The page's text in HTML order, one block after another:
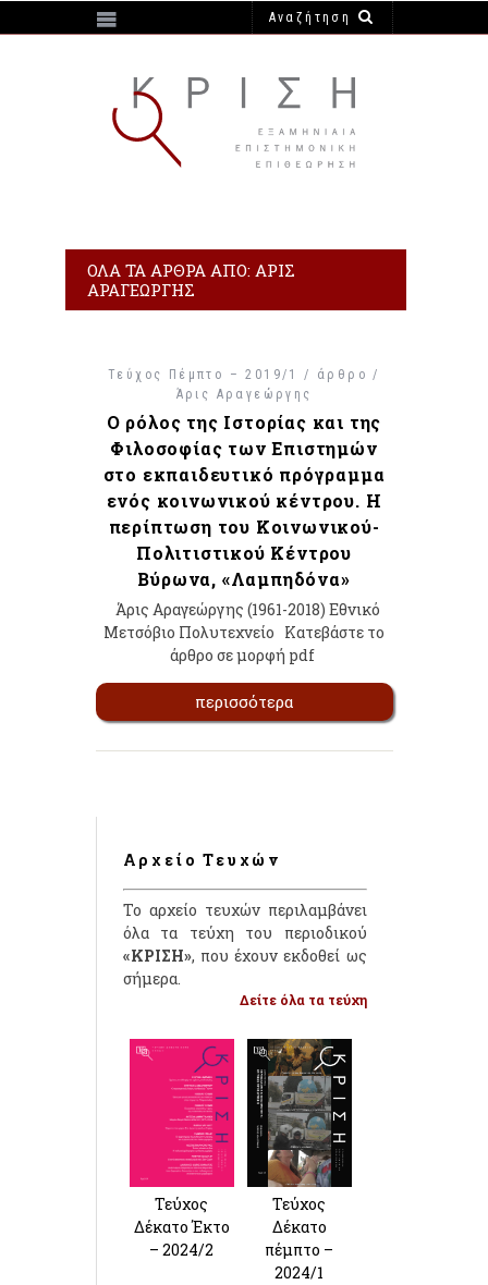
https://e-krisi.gr/wp-content/themes/krisi
ΌΛΑ ΤΑ ΆΡΘΡΑ ΑΠΌ: ΆΡΙΣ
ΑΡΑΓΕΏΡΓΗΣ
Τεύχος Πέμπτο – 2019/1 / άρθρο /
Άρις Αραγεώργης
Ο ρόλος της Ιστορίας και της
Φιλοσοφίας των Επιστημών
στο εκπαιδευτικό πρόγραμμα
ενός κοινωνικού κέντρου. Η
περίπτωση του Κοινωνικού-
Πολιτιστικού Κέντρου
Βύρωνα, «Λαμπηδόνα»
Άρις Αραγεώργης (1961-2018) Eθνικό
Μετσόβιο Πολυτεχνείο Κατεβάστε το
άρθρο σε μορφή pdf
περισσότερα
Αρχείο Τευχών
Το αρχείο τευχών περιλαμβάνει
όλα τα τεύχη του περιοδικού
«ΚΡΙΣΗ», που έχουν εκδοθεί ως
σήμερα.
Δείτε όλα τα τεύχη
Τεύχος
Δέκατο Έκτο
– 2024/2
Τεύχος
Δέκατο
πέμπτο –
2024/1